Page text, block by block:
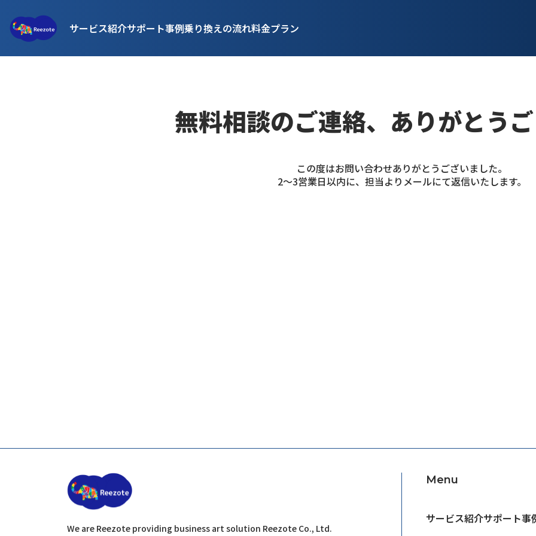
サービス紹介サポート事例乗り換えの流れ料金プラン
無料相談のご連絡、 ありがとう
この度はお問い合わせありがとうございました。
2～3営業日以内に、担当よりメールにて返信いたします。
We are Reezote providing business art solution Reezote Co., Ltd.
Menu
サービス紹介サポート事